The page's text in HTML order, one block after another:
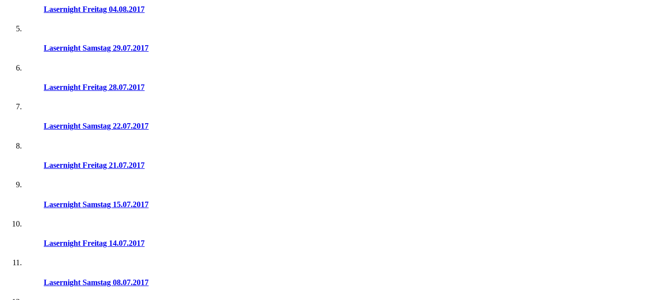
Lasernight Freitag 04.08.2017
Lasernight Samstag 29.07.2017
Lasernight Freitag 28.07.2017
Lasernight Samstag 22.07.2017
Lasernight Freitag 21.07.2017
Lasernight Samstag 15.07.2017
Lasernight Freitag 14.07.2017
Lasernight Samstag 08.07.2017